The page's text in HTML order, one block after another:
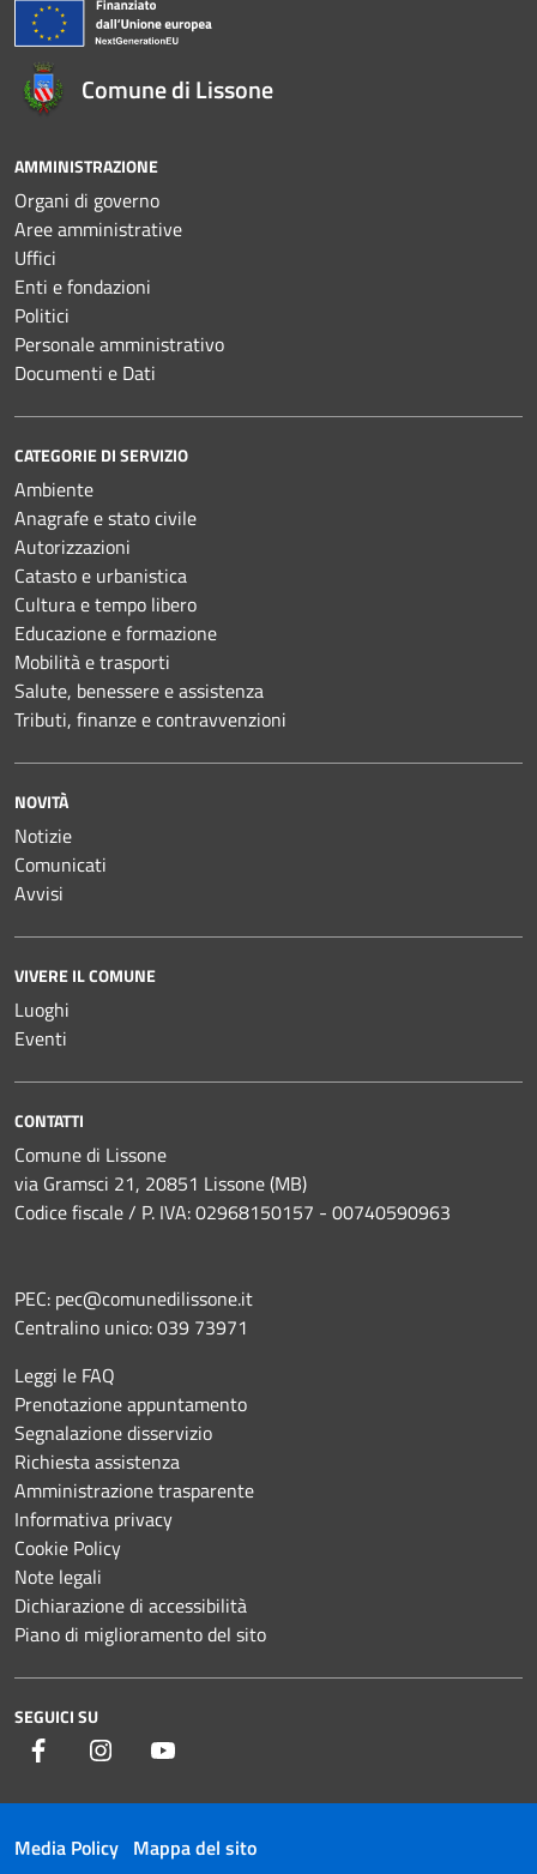
Comune di Lissone
AMMINISTRAZIONE
Organi di governo
Aree amministrative
Uffici
Enti e fondazioni
Politici
Personale amministrativo
Documenti e Dati
CATEGORIE DI SERVIZIO
Ambiente
Anagrafe e stato civile
Autorizzazioni
Catasto e urbanistica
Cultura e tempo libero
Educazione e formazione
Mobilità e trasporti
Salute, benessere e assistenza
Tributi, finanze e contravvenzioni
NOVITÀ
Notizie
Comunicati
Avvisi
VIVERE IL COMUNE
Luoghi
Eventi
CONTATTI
Comune di Lissone
via Gramsci 21, 20851 Lissone (MB)
Codice fiscale / P. IVA: 02968150157 - 00740590963
PEC: pec@comunedilissone.it
Centralino unico:039 73971
Leggi le FAQ
Prenotazione appuntamento
Segnalazione disservizio
Richiesta assistenza
Amministrazione trasparente
Informativa privacy
Cookie Policy
Note legali
Dichiarazione di accessibilità
Piano di miglioramento del sito
SEGUICI SU
Facebook Instagram
Media Policy Mappa del sito